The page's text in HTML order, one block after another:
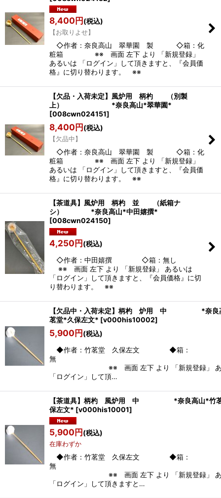
8,400円(税込)
【お取りよせ】
◇作者：奈良高山 翠華園 製 ◇箱：化
粧箱 ※※ 画面 左下 より 「新規登録」
あるいは 「ログイン」して頂きますと、『会員価
格』に切り替わります。 ※※
【欠品・入荷未定】風炉用 柄杓 （別製
上） *奈良高山*翠華園*
[008cwn024151]
8,400円(税込)
【欠品中】
◇作者：奈良高山 翠華園 製 ◇箱：化
粧箱 ※※ 画面 左下 より 「新規登録」
あるいは 「ログイン」して頂きますと、『会員価
格』に切り替わります。 ※※
【茶道具】風炉用 柄杓 並 （紙箱ナ
シ） *奈良高山*中田嬉撰*
[008cwn024150]
4,250円(税込)
◇作者：中田嬉撰 ◇箱：無し
※※ 画面 左下 より 「新規登録」 あるいは
「ログイン」して頂きますと、『会員価格』に切
り替わります。 ※※
【欠品中・入荷未定】柄杓 炉用 中 *奈良
茗堂*久保左文* [v000his10002]
5,900円(税込)
◆作者：竹茗堂 久保左文 ◆箱：
※※ 画面 左下 より 「新規登録」 あ
「ログイン」して頂…
【茶道具】柄杓 風炉用 中 *奈良高山*竹
保左文* [v000his10001]
5,900円(税込)
在庫わずか
◆作者：竹茗堂 久保左文 ◆箱：
※※ 画面 左下 より 「新規登録」 あ
「ログイン」して頂きますと…